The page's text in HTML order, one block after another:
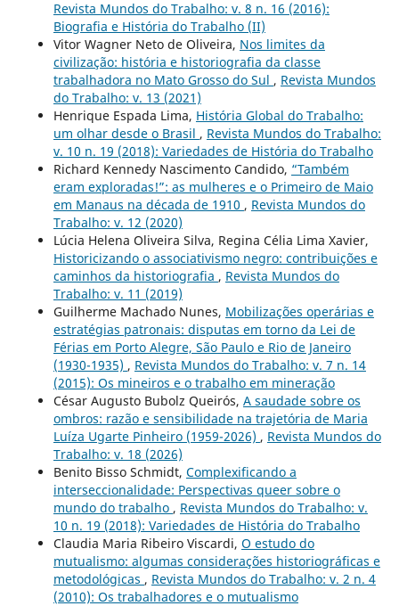
Revista Mundos do Trabalho: v. 8 n. 16 (2016):
Biografia e História do Trabalho (II)
Vitor Wagner Neto de Oliveira, Nos limites da
civilização: história e historiografia da classe
trabalhadora no Mato Grosso do Sul , Revista Mundos
do Trabalho: v. 13 (2021)
Henrique Espada Lima, História Global do Trabalho:
um olhar desde o Brasil , Revista Mundos do Trabalho:
v. 10 n. 19 (2018): Variedades de História do Trabalho
Richard Kennedy Nascimento Candido, “Também
eram exploradas!”: as mulheres e o Primeiro de Maio
em Manaus na década de 1910 , Revista Mundos do
Trabalho: v. 12 (2020)
Lúcia Helena Oliveira Silva, Regina Célia Lima Xavier,
Historicizando o associativismo negro: contribuições e
caminhos da historiografia , Revista Mundos do
Trabalho: v. 11 (2019)
Guilherme Machado Nunes, Mobilizações operárias e
estratégias patronais: disputas em torno da Lei de
Férias em Porto Alegre, São Paulo e Rio de Janeiro
(1930-1935) , Revista Mundos do Trabalho: v. 7 n. 14
(2015): Os mineiros e o trabalho em mineração
César Augusto Bubolz Queirós, A saudade sobre os
ombros: razão e sensibilidade na trajetória de Maria
Luíza Ugarte Pinheiro (1959-2026) , Revista Mundos do
Trabalho: v. 18 (2026)
Benito Bisso Schmidt, Complexificando a
interseccionalidade: Perspectivas queer sobre o
mundo do trabalho , Revista Mundos do Trabalho: v.
10 n. 19 (2018): Variedades de História do Trabalho
Claudia Maria Ribeiro Viscardi, O estudo do
mutualismo: algumas considerações historiográficas e
metodológicas , Revista Mundos do Trabalho: v. 2 n. 4
(2010): Os trabalhadores e o mutualismo